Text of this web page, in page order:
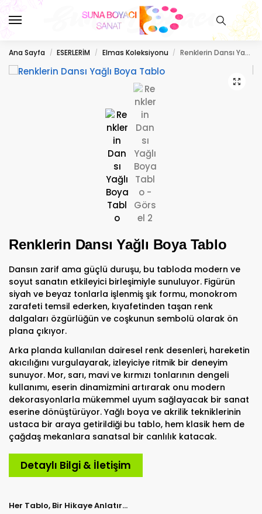
Ana Sayfa / ESERLERİM / Elmas Koleksiyonu / Renklerin Dansı Yağlı Boya Tablo
Renklerin Dansı Yağlı Boya Tablo
Dansın zarif ama güçlü duruşu, bu tabloda modern ve
soyut sanatın etkileyici birleşimiyle sunuluyor. Figürün
siyah ve beyaz tonlarla işlenmiş şık formu, monokrom
zarafeti temsil ederken, kıyafetinden taşan renk
dalgaları özgürlüğün ve coşkunun sembolü olarak ön
plana çıkıyor.
Arka planda kullanılan dairesel renk desenleri, hareketin
akıcılığını vurgulayarak, izleyiciye ritmik bir deneyim
sunuyor. Mor, sarı, mavi ve kırmızı tonlarının dengeli
kullanımı, eserin dinamizmini artırarak onu modern
dekorasyonlarla mükemmel uyum sağlayacak bir sanat
eserine dönüştürüyor. Yağlı boya ve akrilik tekniklerinin
ustaca bir araya getirildiği bu tablo, hem klasik hem de
çağdaş mekanlara sanatsal bir canlılık katacak.
Detaylı Bilgi & İletişim
Her Tablo, Bir Hikaye Anlatır…